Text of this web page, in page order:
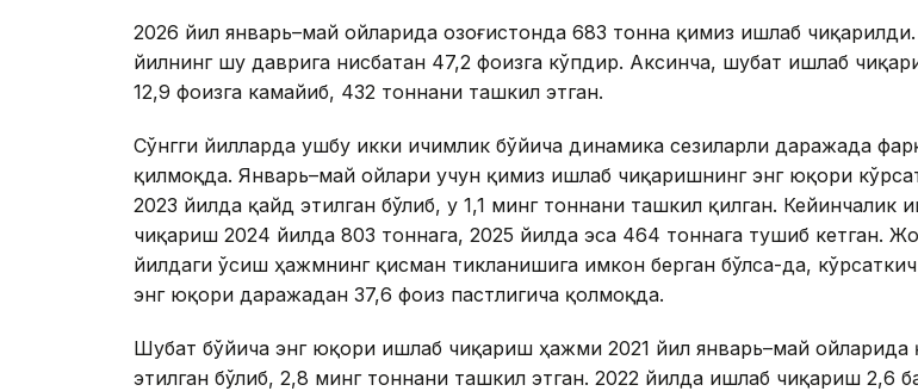
2026 йил январь–май ойларида Қозоғистонда 683 тонна қимиз ишлаб
йилнинг шу даврига нисбатан 47,2 фоизга кўпдир. Аксинча, шубат ишлаб
12,9 фоизга камайиб, 432 тоннани ташкил этган.
Сўнгги йилларда ушбу икки ичимлик бўйича динамика сезиларли даражада
қилмоқда. Январь–май ойлари учун қимиз ишлаб чиқаришнинг энг юқори
2023 йилда қайд этилган бўлиб, у 1,1 минг тоннани ташкил қилган. Кейинчалик
чиқариш 2024 йилда 803 тоннага, 2025 йилда эса 464 тоннага тушиб кетган.
йилдаги ўсиш ҳажмнинг қисман тикланишига имкон берган бўлса-да,
энг юқори даражадан 37,6 фоиз пастлигича қолмоқда.
Шубат бўйича энг юқори ишлаб чиқариш ҳажми 2021 йил январь–май ойларида
этилган бўлиб, 2,8 минг тоннани ташкил этган. 2022 йилда ишлаб чиқариш 2,6